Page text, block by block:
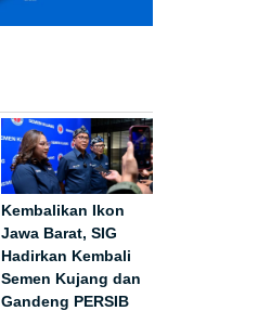
Kembalikan Ikon
Jawa Barat, SIG
Hadirkan Kembali
Semen Kujang dan
Gandeng PERSIB